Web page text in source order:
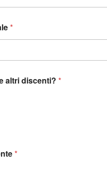
*
altri discenti? *
*